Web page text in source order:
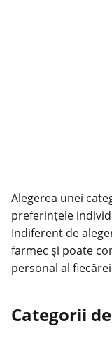
Alegerea unei
preferințele
Indiferent de
farmec și poate
personal al
Categorii